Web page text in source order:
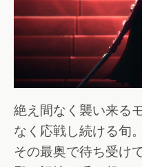
絶え間なく襲い来る
なく応戦し続ける旬。
その最奥で待ち受け